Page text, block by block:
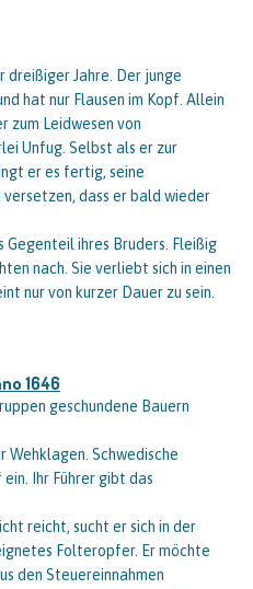
dreißiger Jahre. Der junge
hat nur Flausen im Kopf. Allein
zum Leidwesen von
Unfug. Selbst als er zur
er es fertig, seine
dass er bald wieder
Gegenteil ihres Bruders. Fleißig
nach. Sie verliebt sich in einen
nur von kurzer Dauer zu sein.
1646
geschundene Bauern
Wehklagen. Schwedische
Ihr Führer gibt das
reicht, sucht er sich in der
Folteropfer. Er möchte
den Steuereinnahmen